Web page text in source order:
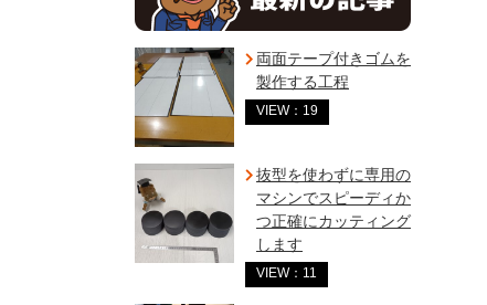
両面テープ付きゴムを
製作する工程
VIEW：19
抜型を使わずに専用の
マシンでスピーディか
つ正確にカッティング
します
VIEW：11